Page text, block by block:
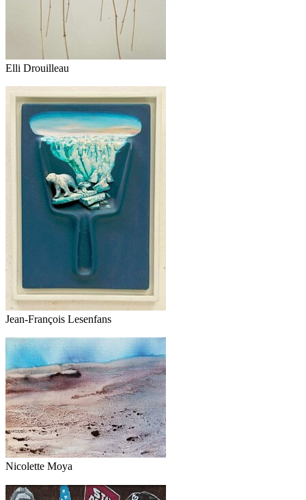
Elli Drouilleau
Jean-François Lesenfans
Nicolette Moya